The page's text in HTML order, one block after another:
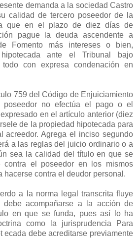
demanda a la sociedad Castro
calidad de tercero poseedor de la
que en el plazo de diez días de
pague la deuda ascendente a
Fomento más intereses o bien,
ante el Tribunal bajo
todo con expresa condenación en
759 del Código de Enjuiciamiento
no efectúa el pago o el
en el artículo anterior (diez
de la propiedad hipotecada para
acreedor. Agrega el inciso segundo
a las reglas del juicio ordinario o a
sea la calidad del título en que se
contra el poseedor en los mismos
hacerse contra el deudor personal.
a la norma legal transcrita fluye
debe acompañarse a la acción de
en que se funda, pues así lo ha
como la jurisprudencia Para
ecada debe acreditarse previamente